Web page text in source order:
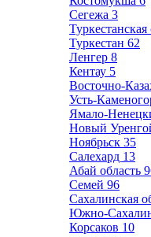
Сегежа 3
Туркестанская
Туркестан 62
Ленгер 8
Кентау 5
Восточно-
Усть-
Ямало-
Новый
Ноябрьск 35
Салехард 13
Абай область
Семей 96
Сахалинская
Южно-
Корсаков 10